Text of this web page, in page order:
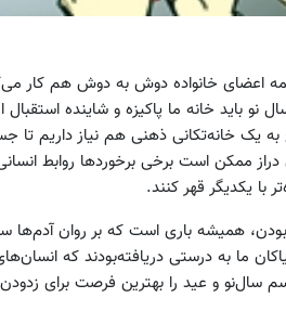
اعضای خانواده دوش به دوش هم کار
نو باید خانه ما پاکیزه و شاینده
به یک خانه‌تکانی ذهنی هم نیاز داریم تا
ممکن است برخی برخوردها روابط
با یکدیگر قهر کنند.
همیشه باری است که بر روان آدم‌ها
ما به درستی دریافته‌بودند که
سال‌نو و عید را بهترین فرصت برای